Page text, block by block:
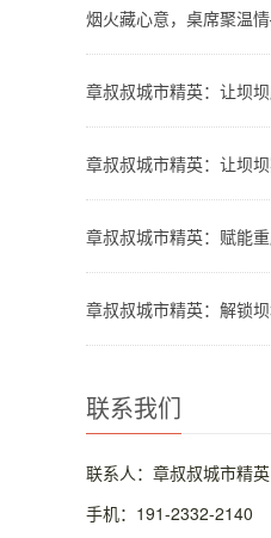
联系我们
联系人：章叔叔城市精英
手机：191-2332-2140